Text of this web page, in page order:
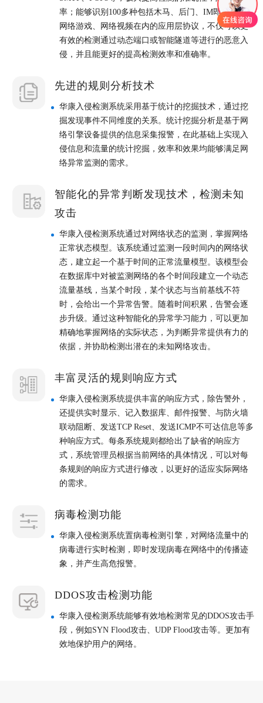
率；能够识别100多种包括木马、后门、IM即时聊天、
网络游戏、网络视频在内的应用层协议，不仅可以更
有效的检测通过动态端口或智能隧道等进行的恶意入
侵，并且能更好的提高检测效率和准确率。
先进的规则分析技术
华康入侵检测系统采用基于统计的挖掘技术，通过挖
掘发现事件不同维度的关系。统计挖掘分析是基于网
络引擎设备提供的信息采集报警，在此基础上实现入
侵信息和流量的统计挖掘，效率和效果均能够满足网
络异常监测的需求。
智能化的异常判断发现技术，检测未知
攻击
华康入侵检测系统通过对网络状态的监测，掌握网络
正常状态模型。该系统通过监测一段时间内的网络状
态，建立起一个基于时间的正常流量模型。该模型会
在数据库中对被监测网络的各个时间段建立一个动态
流量基线，当某个时段，某个状态与当前基线不符
时，会给出一个异常告警。随着时间积累，告警会逐
步升级。通过这种智能化的异常学习能力，可以更加
精确地掌握网络的实际状态，为判断异常提供有力的
依据，并协助检测出潜在的未知网络攻击。
丰富灵活的规则响应方式
华康入侵检测系统提供丰富的响应方式，除告警外，
还提供实时显示、记入数据库、邮件报警、与防火墙
联动阻断、发送TCP Reset、发送ICMP不可达信息等多
种响应方式。每条系统规则都给出了缺省的响应方
式，系统管理员根据当前网络的具体情况，可以对每
条规则的响应方式进行修改，以更好的适应实际网络
的需求。
病毒检测功能
华康入侵检测系统置病毒检测引擎，对网络流量中的
病毒进行实时检测，即时发现病毒在网络中的传播迹
象，并产生高危报警。
DDOS攻击检测功能
华康入侵检测系统能够有效地检测常见的DDOS攻击手
段，例如SYN Flood攻击、UDP Flood攻击等。更加有
效地保护用户的网络。